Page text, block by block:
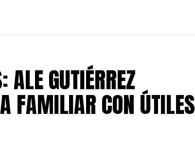
ALE GUTIÉRREZ
FAMILIAR CON ÚTILES